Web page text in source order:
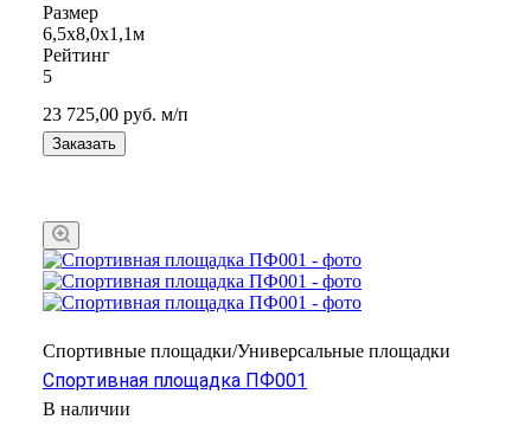
Размер
6,5х8,0х1,1м
Рейтинг
5
23 725,00 руб. м/п
Заказать
Спортивные площадки/Универсальные площадки
Спортивная площадка ПФ001
В наличии